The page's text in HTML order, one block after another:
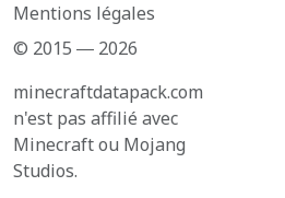
Mentions légales
© 2015 ― 2026
minecraftdatapack.com
n'est pas affilié avec
Minecraft ou Mojang
Studios.